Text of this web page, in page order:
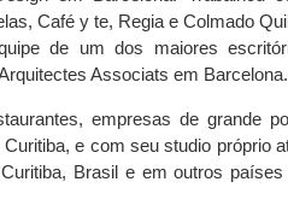
Café y te, Regia e Colmado
de um dos maiores
Associats em Barcelona.
empresas de grande
e com seu studio próprio
Brasil e em outros países